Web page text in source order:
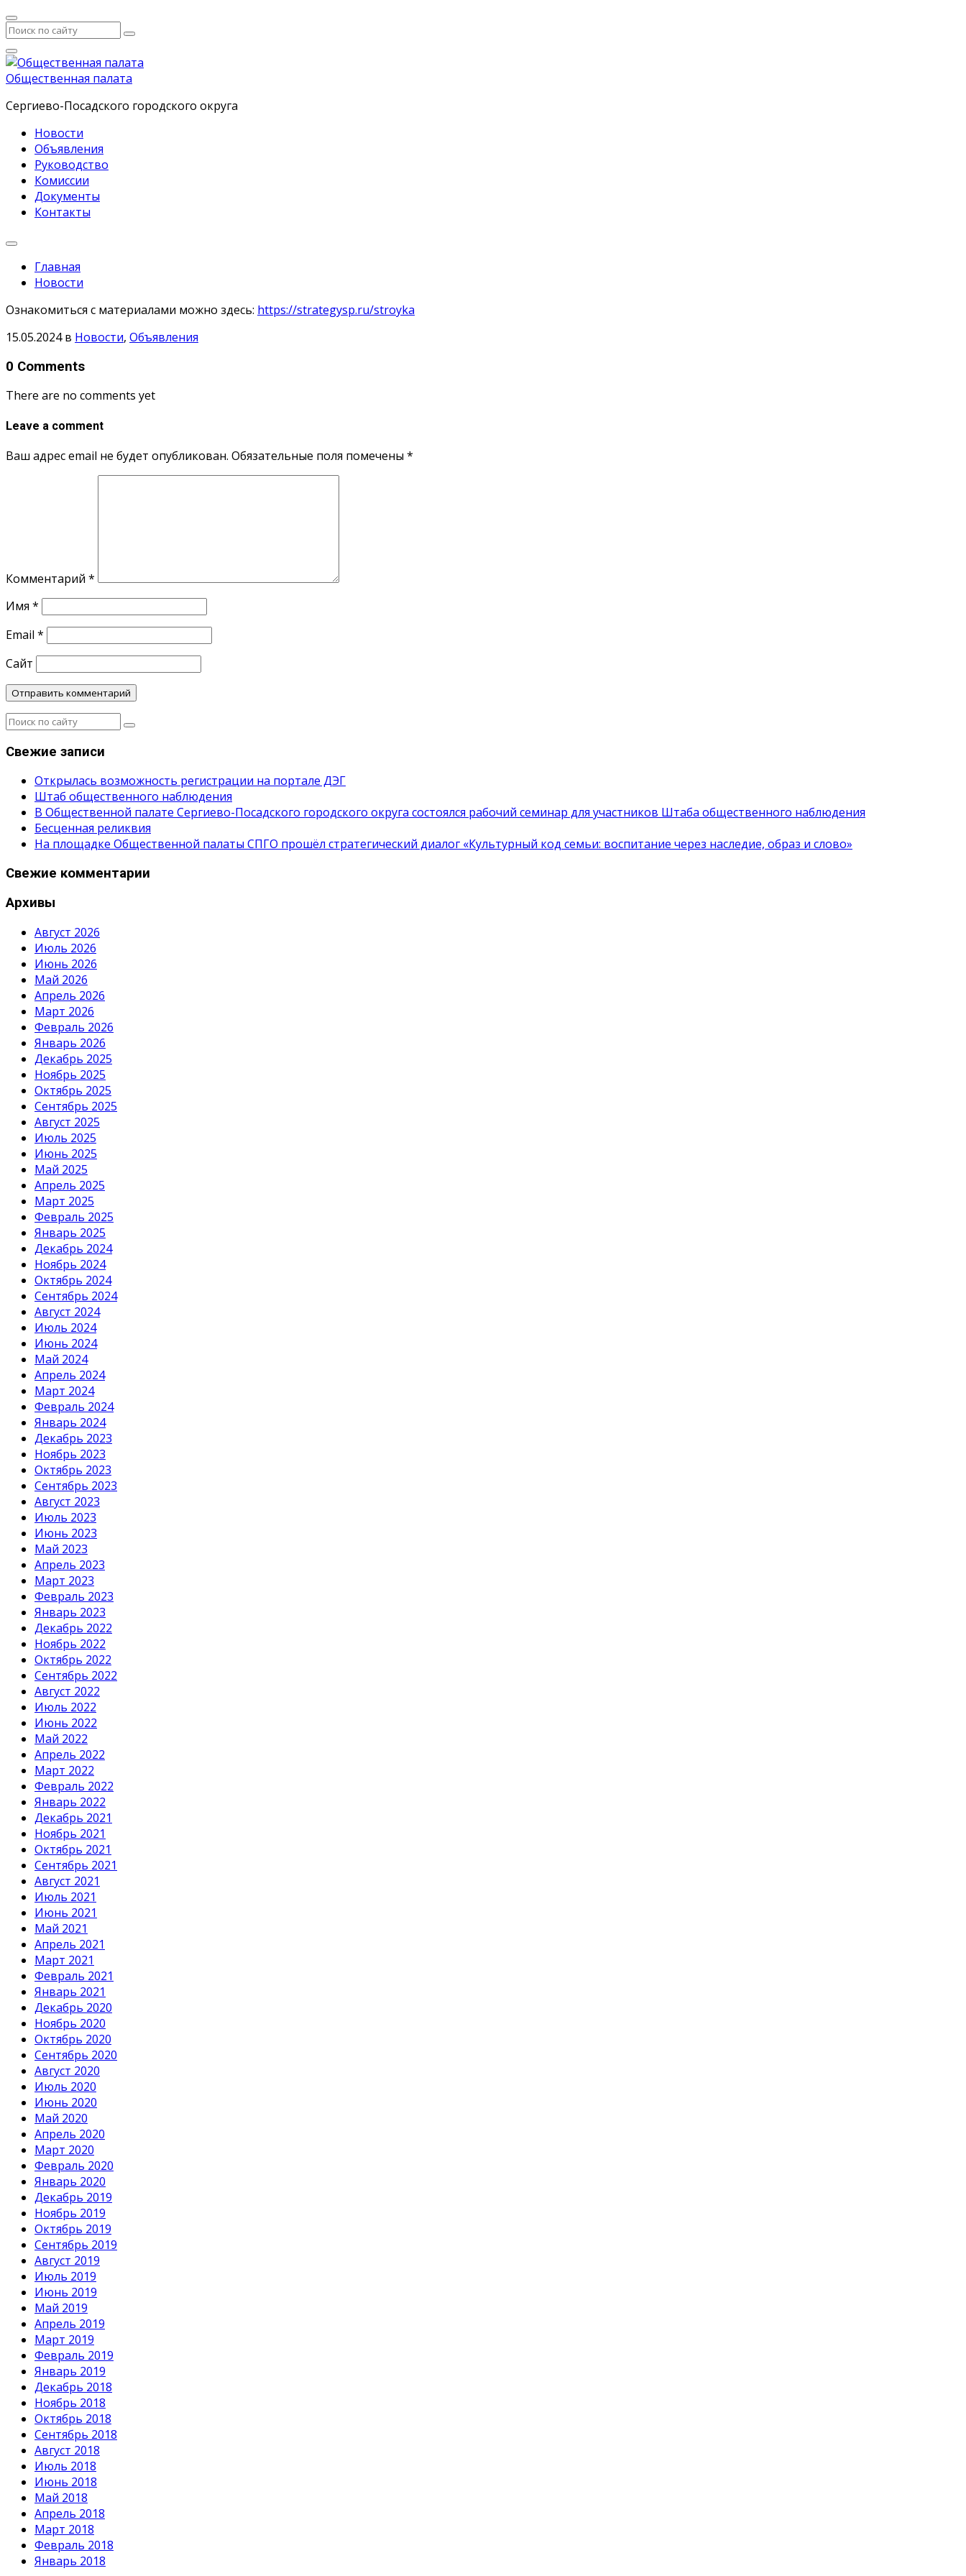
Общественная палата
Сергиево-Посадского городского округа
Новости
Объявления
Руководство
Комиссии
Документы
Контакты
Главная
Новости
Ознакомиться с материалами можно здесь: https://strategysp.ru/stroyka
15.05.2024в Новости, Объявления
0 Comments
There are no comments yet
Leave a comment
Ваш адрес email не будет опубликован. Обязательные поля помечены *
Комментарий *
Имя *
Email *
Сайт
Свежие записи
Открылась возможность регистрации на портале ДЭГ
Штаб общественного наблюдения
В Общественной палате Сергиево-Посадского городского округа состоялся рабочий семинар для участников Штаба общественного наблюдения
Бесценная реликвия
На площадке Общественной палаты СПГО прошёл стратегический диалог «Культурный код семьи: воспитание через наследие, образ и слово»
Свежие комментарии
Архивы
Август 2026
Июль 2026
Июнь 2026
Май 2026
Апрель 2026
Март 2026
Февраль 2026
Январь 2026
Декабрь 2025
Ноябрь 2025
Октябрь 2025
Сентябрь 2025
Август 2025
Июль 2025
Июнь 2025
Май 2025
Апрель 2025
Март 2025
Февраль 2025
Январь 2025
Декабрь 2024
Ноябрь 2024
Октябрь 2024
Сентябрь 2024
Август 2024
Июль 2024
Июнь 2024
Май 2024
Апрель 2024
Март 2024
Февраль 2024
Январь 2024
Декабрь 2023
Ноябрь 2023
Октябрь 2023
Сентябрь 2023
Август 2023
Июль 2023
Июнь 2023
Май 2023
Апрель 2023
Март 2023
Февраль 2023
Январь 2023
Декабрь 2022
Ноябрь 2022
Октябрь 2022
Сентябрь 2022
Август 2022
Июль 2022
Июнь 2022
Май 2022
Апрель 2022
Март 2022
Февраль 2022
Январь 2022
Декабрь 2021
Ноябрь 2021
Октябрь 2021
Сентябрь 2021
Август 2021
Июль 2021
Июнь 2021
Май 2021
Апрель 2021
Март 2021
Февраль 2021
Январь 2021
Декабрь 2020
Ноябрь 2020
Октябрь 2020
Сентябрь 2020
Август 2020
Июль 2020
Июнь 2020
Май 2020
Апрель 2020
Март 2020
Февраль 2020
Январь 2020
Декабрь 2019
Ноябрь 2019
Октябрь 2019
Сентябрь 2019
Август 2019
Июль 2019
Июнь 2019
Май 2019
Апрель 2019
Март 2019
Февраль 2019
Январь 2019
Декабрь 2018
Ноябрь 2018
Октябрь 2018
Сентябрь 2018
Август 2018
Июль 2018
Июнь 2018
Май 2018
Апрель 2018
Март 2018
Февраль 2018
Январь 2018